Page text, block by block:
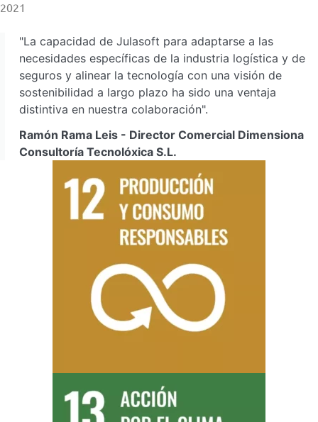
2021
"La capacidad de Julasoft para adaptarse a las
necesidades específicas de la industria logística y de
seguros y alinear la tecnología con una visión de
sostenibilidad a largo plazo ha sido una ventaja
distintiva en nuestra colaboración".
Ramón Rama Leis - Director Comercial Dimensiona
Consultoría Tecnolóxica S.L.